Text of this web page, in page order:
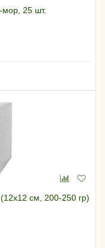
мор, 25 шт.
см, 200-250 гр)